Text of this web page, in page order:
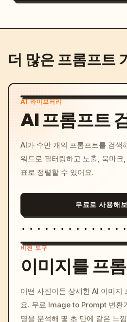
더 많은 프롬프트
AI 라이브러리
AI 프롬프트
AI가 수만 개의 프롬프트를 검색
워드로 필터링하고 노출, 북마크
표로 정렬할 수 있어요.
무료로 사용해
비전 도구
이미지를 프
어떤 사진이든 상세한 AI 이미지
요. 무료 Image to Prompt 변환
명을 분석해 몇 초 만에 같은 느